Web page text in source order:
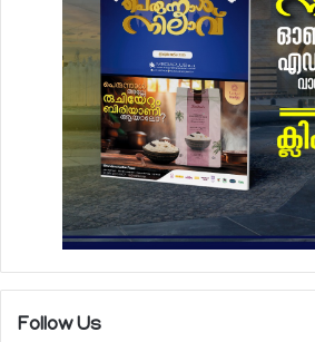
Follow Us